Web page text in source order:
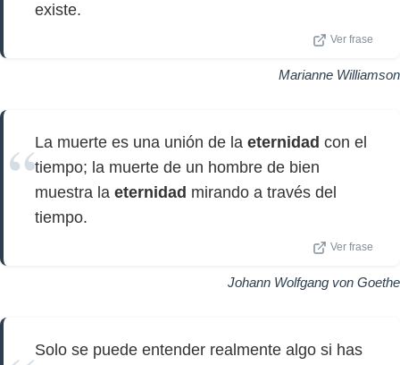
existe.
Ver frase
Marianne Williamson
La muerte es una unión de la eternidad con el
tiempo; la muerte de un hombre de bien
muestra la eternidad mirando a través del
tiempo.
Ver frase
Johann Wolfgang von Goethe
Solo se puede entender realmente algo si has